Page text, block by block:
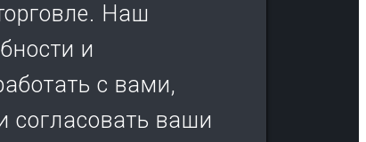
Наш
и
с вами,
согласовать ваши